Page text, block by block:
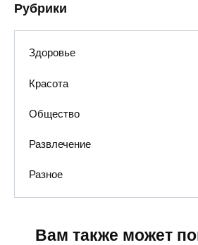
Рубрики
Здоровье
Красота
Общество
Развлечение
Разное
Вам также может